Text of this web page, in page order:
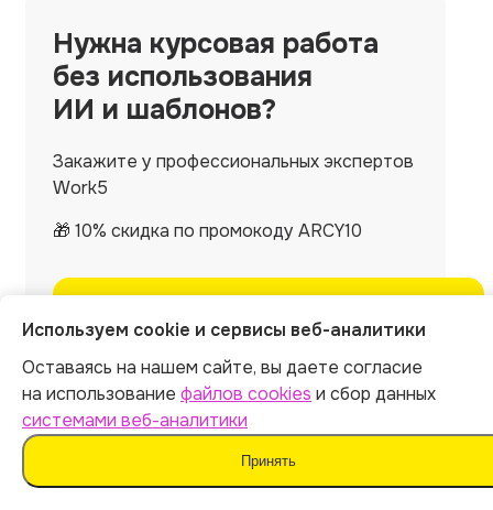
Нужна курсовая работа
без использования
ИИ и шаблонов?
Закажите у профессиональных экспертов
Work5
🎁 10% скидка по промокоду ARCY10
Используем cookie и сервисы веб-аналитики
Оставаясь на нашем сайте, вы даете согласие
на использование файлов cookies и сбор данных
системами веб-аналитики
Принять